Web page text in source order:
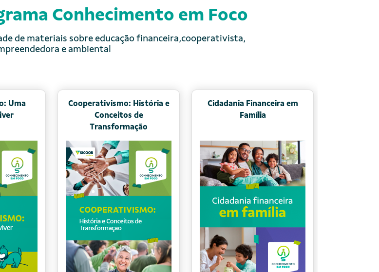
Conhecimento em Foco
de materiais sobre educação financeira,cooperativista,
e ambiental
Coopere com seu dinheiro Previdência Infantil